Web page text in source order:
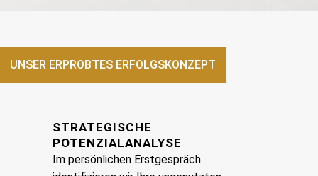
UNSER ERPROBTES ERFOLGSKONZEPT
STRATEGISCHE
POTENZIALANALYSE
Im persönlichen Erstgespräch